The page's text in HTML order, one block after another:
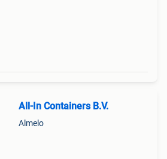
All-In Containers B.V.
Almelo